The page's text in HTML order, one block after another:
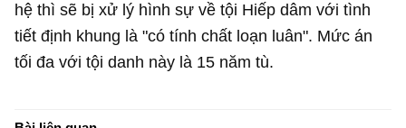
hệ thì sẽ bị xử lý hình sự về tội Hiếp dâm với tình
tiết định khung là "có tính chất loạn luân". Mức án
tối đa với tội danh này là 15 năm tù.